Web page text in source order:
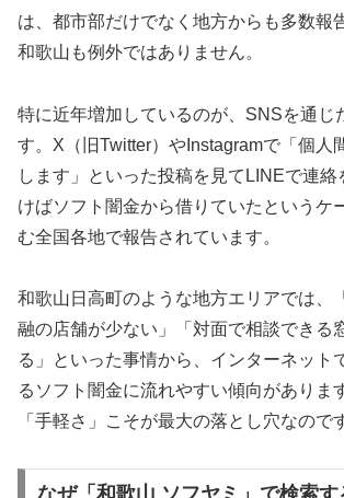
は、都市部だけでなく地方からも多数報
和歌山も例外ではありません。
特に近年増加しているのが、SNSを通じ
す。X（旧Twitter）やInstagramで「個人
します」といった投稿を見てLINEで連絡
けばソフト闇金から借りていたというケ
む全国各地で報告されています。
和歌山日高町のような地方エリアでは、
融の店舗が少ない」「対面で相談できる
る」といった事情から、インターネット
るソフト闇金に流れやすい傾向がありま
「手軽さ」こそが最大の落とし穴なので
なぜ「和歌山 ソフヤミ」で検索